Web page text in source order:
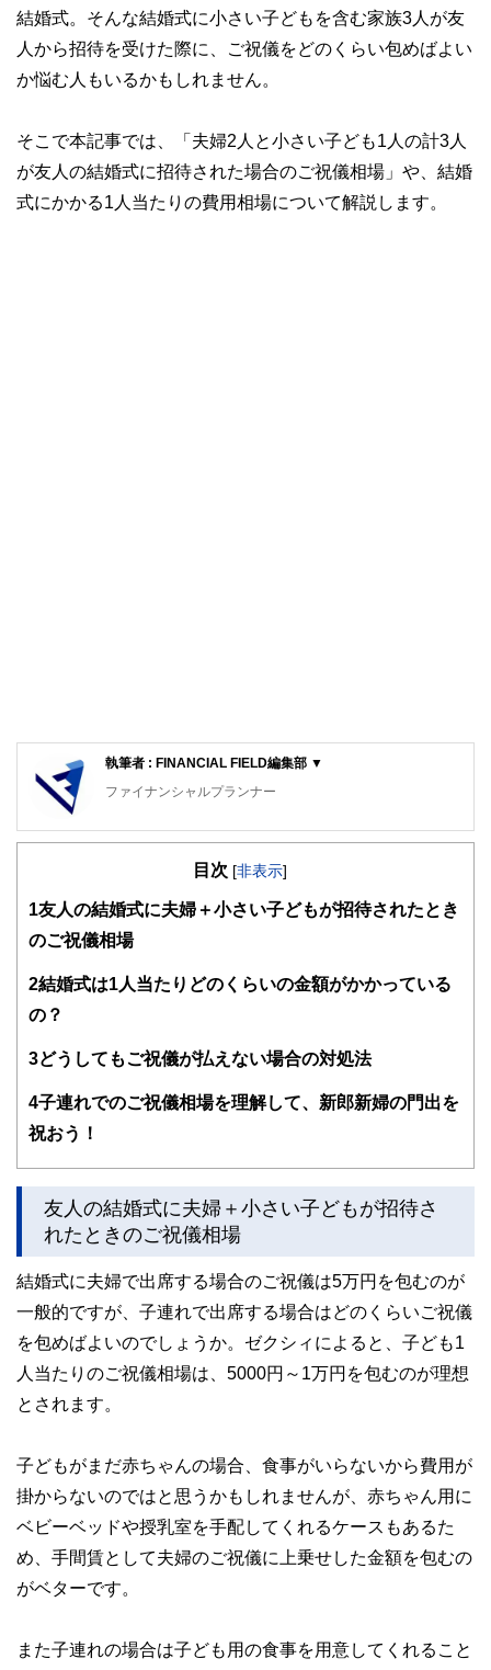
結婚式。そんな結婚式に小さい子どもを含む家族3人が友
人から招待を受けた際に、ご祝儀をどのくらい包めばよい
か悩む人もいるかもしれません。
そこで本記事では、「夫婦2人と小さい子ども1人の計3人
が友人の結婚式に招待された場合のご祝儀相場」や、結婚
式にかかる1人当たりの費用相場について解説します。
執筆者 : FINANCIAL FIELD編集部 ▼
ファイナンシャルプランナー
FinancialField編集部は、金融、経済に関する記事を、日々
知識がない方でも理解できるようわかりやすく発信していま
得者を中心に「お金や暮らし」に関する書籍・雑誌の編集経
関わることで、読者目線のコンテンツを追求しています。
ドバイザー、DCプランナー、公認会計士、社会保険労務
ど150名以上の有資格者を執筆者・監修者として迎え、むず
執筆者・監修者による執筆体制を築くことで、内容のわかり
やすさはもちろんのこと、読み応えのあるコンテンツと確か
な情報発信を実現しています。
私たちは、快適でより良い生活のアイデアを提供するお金の
コンシェルジュを目指します。
目次 [非表示]
1 友人の結婚式に夫婦＋小さい子どもが招待されたとき
のご祝儀相場
2結婚式は1人当たりどのくらいの金額がかかっている
の？
3どうしてもご祝儀が払えない場合の対処法
4子連れでのご祝儀相場を理解して、新郎新婦の門出を
祝おう！
友人の結婚式に夫婦＋小さい子どもが招待さ
れたときのご祝儀相場
結婚式に夫婦で出席する場合のご祝儀は5万円を包むのが
一般的ですが、子連れで出席する場合はどのくらいご祝儀
を包めばよいのでしょうか。ゼクシィによると、子ども1
人当たりのご祝儀相場は、5000円～1万円を包むのが理想
とされます。
子どもがまだ赤ちゃんの場合、食事がいらないから費用が
掛からないのではと思うかもしれませんが、赤ちゃん用に
ベビーベッドや授乳室を手配してくれるケースもあるた
め、手間賃として夫婦のご祝儀に上乗せした金額を包むの
がベターです。
また子連れの場合は子ども用の食事を用意してくれること